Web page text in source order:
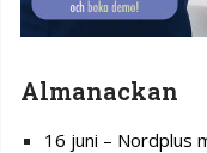
Almanackan
16 juni – Nordplus